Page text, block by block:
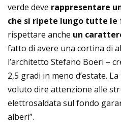
verde deve rappresentare
che si ripete lungo tutte le
rispettare anche un
fatto di avere una cortina di
l’architetto Stefano Boeri –
2,5 gradi in meno d’estate.
voluto dire attenzione alle
elettrosaldata sul fondo
alberi”.